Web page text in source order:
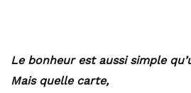
Le bonheur est aussi simple
Mais quelle carte,